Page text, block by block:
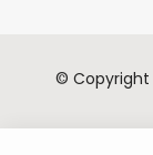
© Copyright